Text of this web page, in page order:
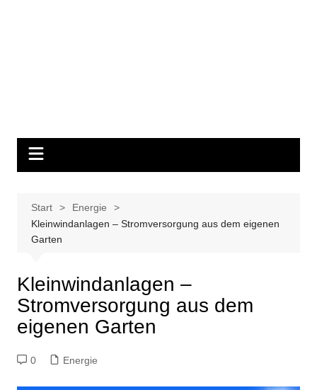
Start
Energie
Kleinwindanlagen – Stromversorgung aus dem eigenen
Garten
Kleinwindanlagen –
Stromversorgung aus dem
eigenen Garten
0 Energie